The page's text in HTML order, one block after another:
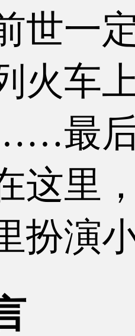
世一
火车
最
这里
扮演